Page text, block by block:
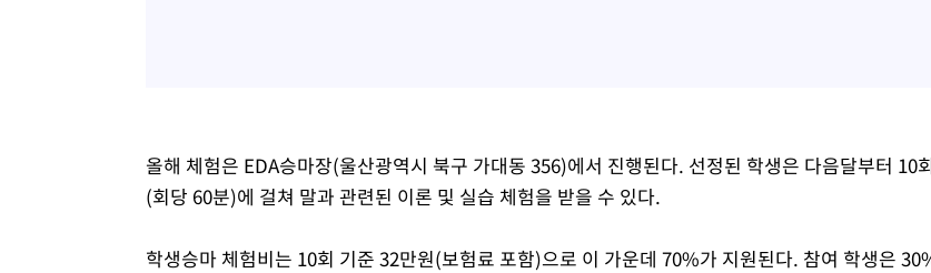
올해 체험은 EDA승마장(울산광역시 북구 가대동 356)에서 진행된다. 선정된 학생은 다음달부터 10
(회당 60분)에 걸쳐 말과 관련된 이론 및 실습 체험을 받을 수 있다.
학생승마 체험비는 10회 기준 32만원(보험료 포함)으로 이 가운데 70%가 지원된다. 참여 학생은